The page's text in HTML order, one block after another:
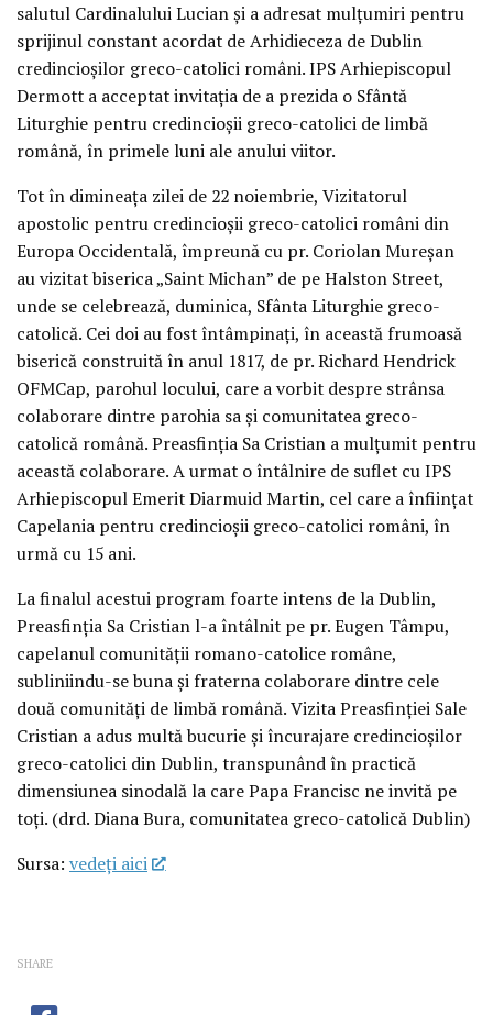
salutul Cardinalului Lucian și a adresat mulțumiri pentru
sprijinul constant acordat de Arhidieceza de Dublin
credincioșilor greco-catolici români. IPS Arhiepiscopul
Dermott a acceptat invitația de a prezida o Sfântă
Liturghie pentru credincioșii greco-catolici de limbă
română, în primele luni ale anului viitor.
Tot în dimineața zilei de 22 noiembrie, Vizitatorul
apostolic pentru credincioșii greco-catolici români din
Europa Occidentală, împreună cu pr. Coriolan Mureșan
au vizitat biserica „Saint Michan” de pe Halston Street,
unde se celebrează, duminica, Sfânta Liturghie greco-
catolică. Cei doi au fost întâmpinați, în această frumoasă
biserică construită în anul 1817, de pr. Richard Hendrick
OFMCap, parohul locului, care a vorbit despre strânsa
colaborare dintre parohia sa și comunitatea greco-
catolică română. Preasfinția Sa Cristian a mulțumit pentru
această colaborare. A urmat o întâlnire de suflet cu IPS
Arhiepiscopul Emerit Diarmuid Martin, cel care a înființat
Capelania pentru credincioșii greco-catolici români, în
urmă cu 15 ani.
La finalul acestui program foarte intens de la Dublin,
Preasfinția Sa Cristian l-a întâlnit pe pr. Eugen Tâmpu,
capelanul comunității romano-catolice române,
subliniindu-se buna și fraterna colaborare dintre cele
două comunități de limbă română. Vizita Preasfinției Sale
Cristian a adus multă bucurie și încurajare credincioșilor
greco-catolici din Dublin, transpunând în practică
dimensiunea sinodală la care Papa Francisc ne invită pe
toți. (drd. Diana Bura, comunitatea greco-catolică Dublin)
Sursa: vedeţi aici
SHARE